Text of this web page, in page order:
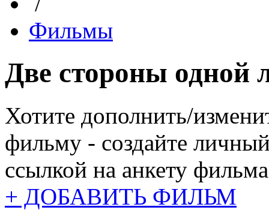
Фильмы
Две стороны одной
Хотите дополнить/
фильму - создайте
ссылкой на анкету
+ ДОБАВИТЬ ФИЛЬМ